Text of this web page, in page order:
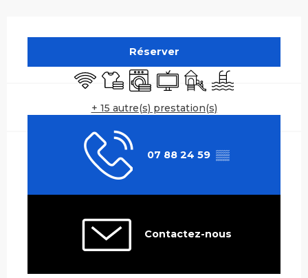
Réserver
WiFi Draps et linge
Lave lingeTélévisionJeux pour enfants /
Piscine
+ 15 autre(s) prestation(s)
07 88 24 59 ▒▒
Contactez-nous